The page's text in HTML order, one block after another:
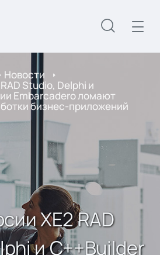
Новости
Studio, Delphi и
Embarcadero ломают
бизнес-приложений
XE2 RAD
и C++Builder